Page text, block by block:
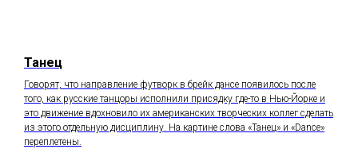
Танец
Говорят, что направление футворк в брейк дансе появилось после
того, как русские танцоры исполнили присядку где-то в Нью-Йорке и
это движение вдохновило их американских творческих коллег сделать
из этого отдельную дисциплину. На картине слова «Танец» и «Dance»
переплетены.